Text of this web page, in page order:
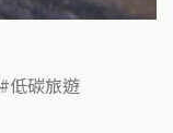
低碳旅遊